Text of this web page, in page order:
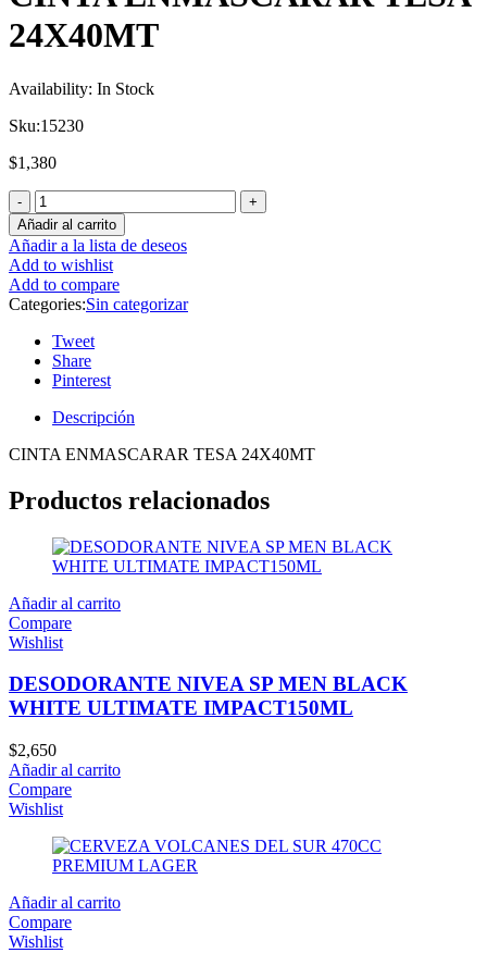
24X40MT
Availability: In Stock
Sku:15230
$1,380
Añadir al carrito
Añadir a la lista de deseos
Add to wishlist
Add to compare
Categories:Sin categorizar
Tweet
Share
Pinterest
Descripción
CINTA ENMASCARAR TESA 24X40MT
Productos relacionados
Añadir al carrito
Compare
Wishlist
DESODORANTE NIVEA SP MEN BLACK
WHITE ULTIMATE IMPACT150ML
$2,650
Añadir al carrito
Compare
Wishlist
Añadir al carrito
Compare
Wishlist